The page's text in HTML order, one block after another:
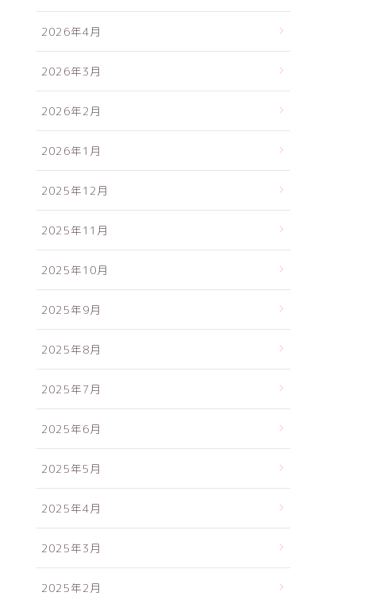
2026年4月
2026年3月
2026年2月
2026年1月
2025年12月
2025年11月
2025年10月
2025年9月
2025年8月
2025年7月
2025年6月
2025年5月
2025年4月
2025年3月
2025年2月